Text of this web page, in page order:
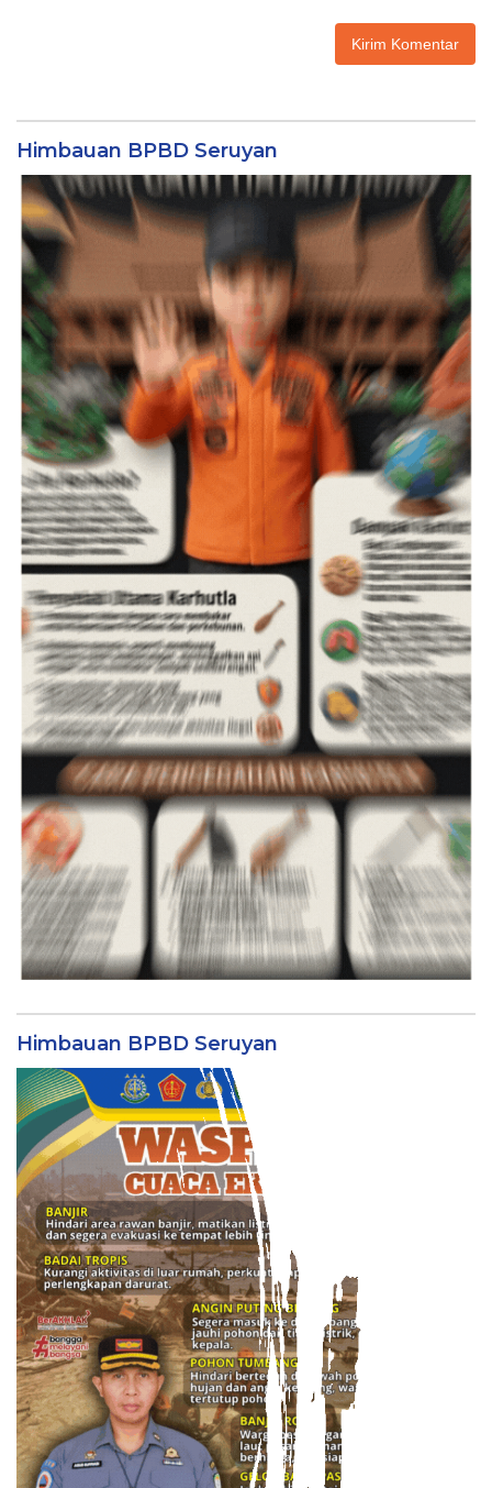
Himbauan BPBD Seruyan
Himbauan BPBD Seruyan